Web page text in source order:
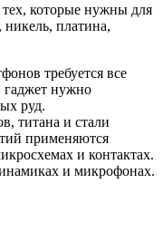
которые нужны для
никель, платина,
требуется все
гаджет нужно
руд.
титана и стали
применяются
и контактах.
и микрофонах.